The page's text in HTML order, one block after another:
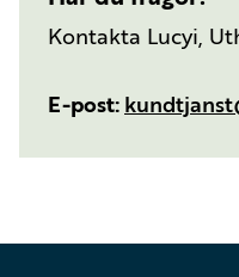
Kontakta Lucyi,
E-post